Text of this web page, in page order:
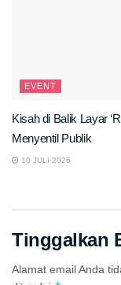
EVENT
Kisah di Balik Layar
Menyentil Publik
10 JULI 2026
Tinggalkan
Alamat email Anda